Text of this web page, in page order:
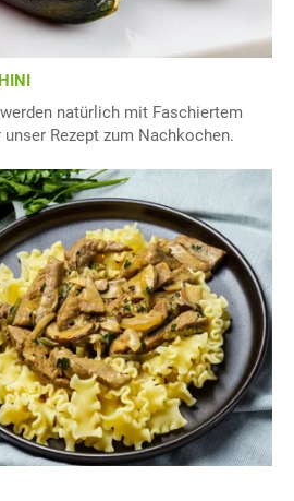
natürlich mit Faschiertem
Rezept zum Nachkochen.